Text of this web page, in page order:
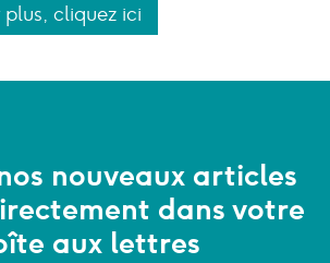
plus, cliquez ici
nouveaux articles
dans votre
aux lettres